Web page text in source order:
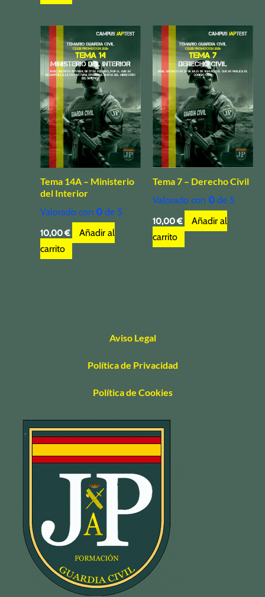
Tema 14A – Ministerio
del Interior
Valorado con 0 de 5
10,00€
Añadir al
carrito
Tema 7 – Derecho Civil
Valorado con 0 de 5
10,00€
Añadir al
carrito
Aviso Legal
Política de Privacidad
Política de Cookies